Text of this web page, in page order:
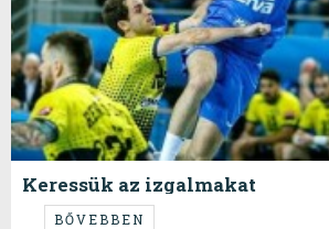
Keressük az izgalmakat
...az utolsó körre már szinte mindenkinek lefőtt a
BŐVEBBEN